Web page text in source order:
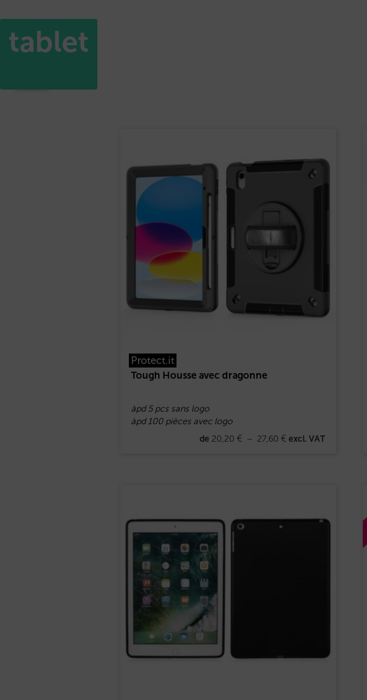
tablet
Protect.it
Tough Housse avec dragonne
àpd 5 pcs sans logo
àpd 100 pièces avec logo
de 20,20 € – 27,60 € excl. VAT